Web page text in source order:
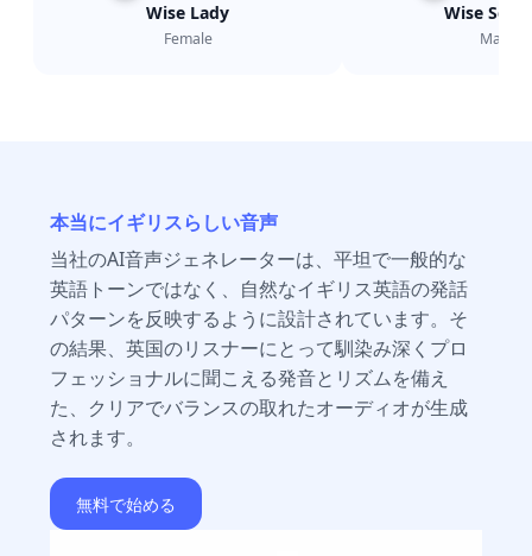
Wise Lady
Female
Wise
Male
本当にイギリスらしい音声
当社のAI音声ジェネレーターは、平坦で一般的な
英語トーンではなく、自然なイギリス英語の発話
パターンを反映するように設計されています。そ
の結果、英国のリスナーにとって馴染み深くプロ
フェッショナルに聞こえる発音とリズムを備え
た、クリアでバランスの取れたオーディオが生成
されます。
無料で始める